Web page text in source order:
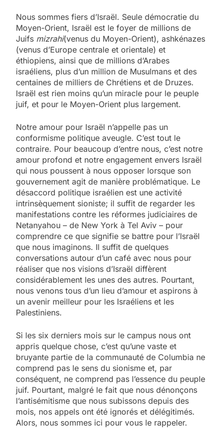
Nous sommes fiers d’Israël. Seule démocratie du
Moyen-Orient, Israël est le foyer de millions de
Juifs mizrahi(venus du Moyen-Orient), ashkénazes
(venus d’Europe centrale et orientale) et
éthiopiens, ainsi que de millions d’Arabes
israéliens, plus d’un million de Musulmans et des
centaines de milliers de Chrétiens et de Druzes.
Israël est rien moins qu’un miracle pour le peuple
juif, et pour le Moyen-Orient plus largement.
Notre amour pour Israël n’appelle pas un
conformisme politique aveugle. C’est tout le
contraire. Pour beaucoup d’entre nous, c’est notre
amour profond et notre engagement envers Israël
qui nous poussent à nous opposer lorsque son
gouvernement agit de manière problématique. Le
désaccord politique israélien est une activité
intrinsèquement sioniste; il suffit de regarder les
manifestations contre les réformes judiciaires de
Netanyahou – de New York à Tel Aviv – pour
comprendre ce que signifie se battre pour l’Israël
que nous imaginons. Il suffit de quelques
conversations autour d’un café avec nous pour
réaliser que nos visions d’Israël diffèrent
considérablement les unes des autres. Pourtant,
nous venons tous d’un lieu d’amour et aspirons à
un avenir meilleur pour les Israéliens et les
Palestiniens.
Si les six derniers mois sur le campus nous ont
appris quelque chose, c’est qu’une vaste et
bruyante partie de la communauté de Columbia ne
comprend pas le sens du sionisme et, par
conséquent, ne comprend pas l’essence du peuple
juif. Pourtant, malgré le fait que nous dénonçons
l’antisémitisme que nous subissons depuis des
mois, nos appels ont été ignorés et délégitimés.
Alors, nous sommes ici pour vous le rappeler.